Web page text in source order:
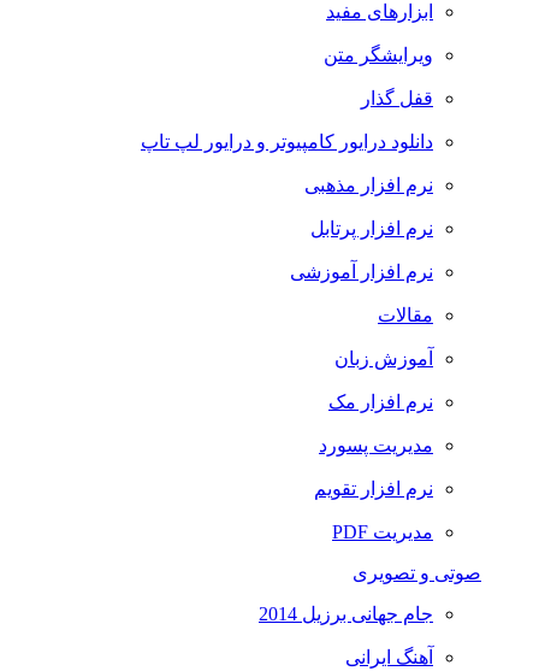
ابزارهای مفید
ویرایشگر متن
قفل گذار
دانلود درایور کامپیوتر و درایور لپ تاپ
نرم افزار مذهبی
نرم افزار پرتابل
نرم افزار آموزشی
مقالات
آموزش زبان
نرم افزار مک
مدیریت پسورد
نرم افزار تقویم
مدیریت PDF
صوتی و تصویری
جام جهانی برزیل 2014
آهنگ ایرانی